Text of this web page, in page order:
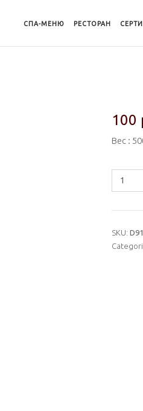
СПА-МЕНЮ РЕСТОРАН
100
Вес :
товара
SKU: